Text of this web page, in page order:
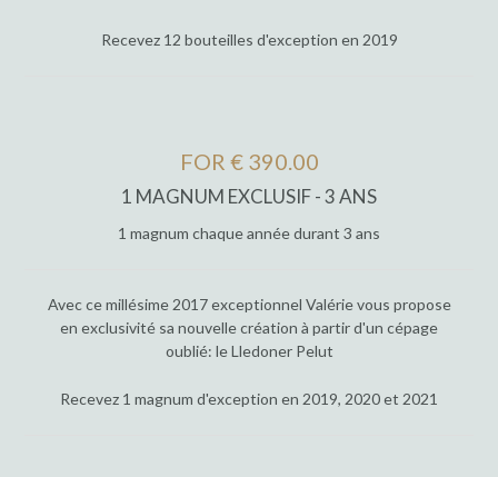
Recevez 12 bouteilles d'exception en 2019
FOR € 390.00
1 MAGNUM EXCLUSIF - 3 ANS
1 magnum chaque année durant 3 ans
Avec ce millésime 2017 exceptionnel Valérie vous propose
en exclusivité sa nouvelle création à partir d'un cépage
oublié: le Lledoner Pelut
Recevez 1 magnum d'exception en 2019, 2020 et 2021